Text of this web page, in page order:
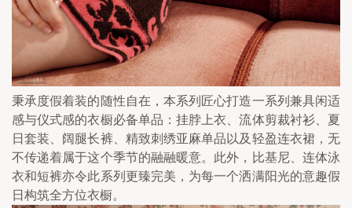
秉承度假着装的随性自在，本系列匠心打造一系列兼具闲适
感与仪式感的衣橱必备单品：挂脖上衣、流体剪裁衬衫、夏
日套装、阔腿长裤、精致刺绣亚麻单品以及轻盈连衣裙，无
不传递着属于这个季节的融融暖意。此外，比基尼、连体泳
衣和短裤亦令此系列更臻完美，为每一个洒满阳光的意趣假
日构筑全方位衣橱。